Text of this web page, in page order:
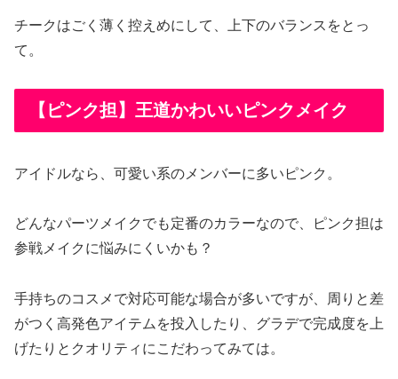
チークはごく薄く控えめにして、上下のバランスをとっ
て。
【ピンク担】王道かわいいピンクメイク
アイドルなら、可愛い系のメンバーに多いピンク。
どんなパーツメイクでも定番のカラーなので、ピンク担は
参戦メイクに悩みにくいかも？
手持ちのコスメで対応可能な場合が多いですが、周りと差
がつく高発色アイテムを投入したり、グラデで完成度を上
げたりとクオリティにこだわってみては。